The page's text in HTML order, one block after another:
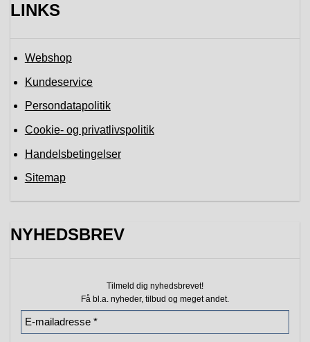
LINKS
Webshop
Kundeservice
Persondatapolitik
Cookie- og privatlivspolitik
Handelsbetingelser
Sitemap
NYHEDSBREV
Tilmeld dig nyhedsbrevet!
Få bl.a. nyheder, tilbud og meget andet.